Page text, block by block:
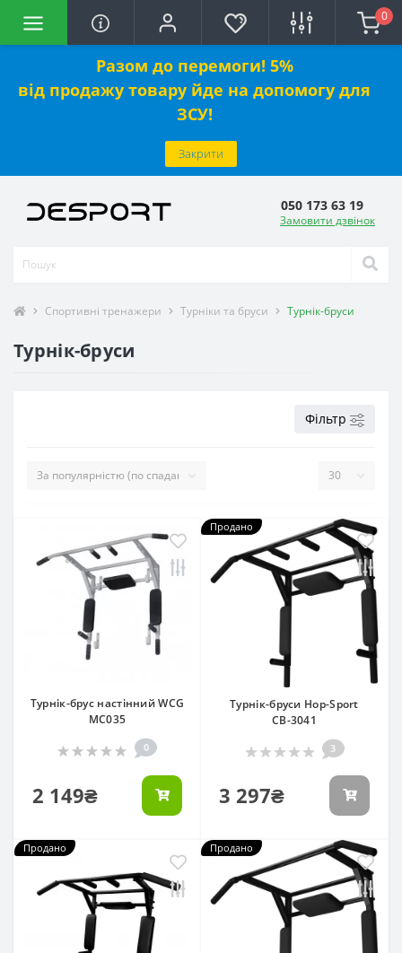
Разом до перемоги! 5%
від продажу товару йде на допомогу для
ЗСУ!
Закрити
0
050 173 63 19
Замовити дзвінок
Спортивні тренажери Турніки та бруси Турнік-бруси
Турнік-бруси
Фільтр
Турнік-брус настінний WCG
MC035
0
2 149₴
Продано
Турнік-бруси Hop-Sport
СВ-3041
3
3 297₴
Продано Продано